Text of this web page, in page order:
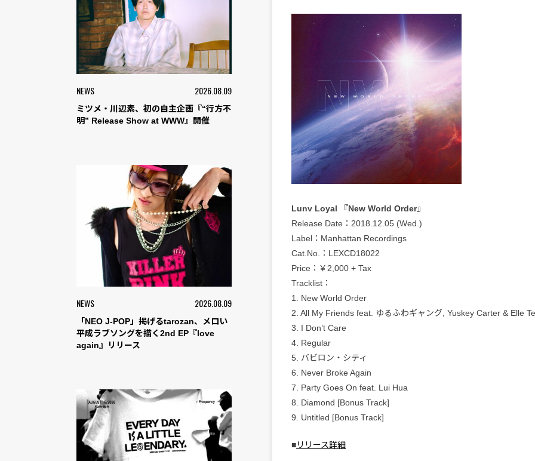
NEWS 2026.08.09
ミツメ・川辺素、初の自主企画『“行方不
明” Release Show at WWW』開催
NEWS 2026.08.09
「NEO J-POP」掲げるtarozan、メロい
平成ラブソングを描く2nd EP『love
again』リリース
Lunv Loyal 『New World Order』
Release Date：2018.12.05 (Wed.)
Label：Manhattan Recordings
Cat.No.：LEXCD18022
Price：￥2,000 + Tax
Tracklist：
1. New World Order
2. All My Friends feat. ゆるふわギャング, Yuskey Carter & Elle
3. I Don’t Care
4. Regular
5. バビロン・シティ
6. Never Broke Again
7. Party Goes On feat. Lui Hua
8. Diamond [Bonus Track]
9. Untitled [Bonus Track]
■リリース詳細